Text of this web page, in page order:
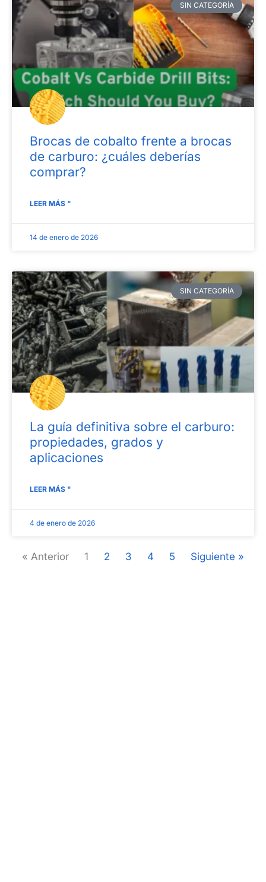
SIN CATEGORÍA
Brocas de cobalto frente a brocas
de carburo: ¿cuáles deberías
comprar?
LEER MÁS "
14 de enero de 2026
SIN CATEGORÍA
La guía definitiva sobre el carburo:
propiedades, grados y
aplicaciones
LEER MÁS "
4 de enero de 2026
« Anterior 1 2 3 4 5 Siguiente »